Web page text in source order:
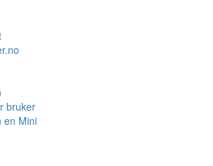
bruker
en Mini